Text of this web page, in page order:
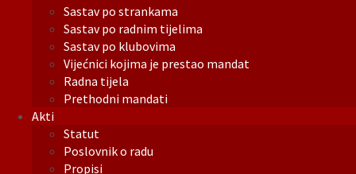
Sastav po strankama
Sastav po radnim tijelima
Sastav po klubovima
Vijećnici kojima je prestao mandat
Radna tijela
Prethodni mandati
Akti
Statut
Poslovnik o radu
Propisi